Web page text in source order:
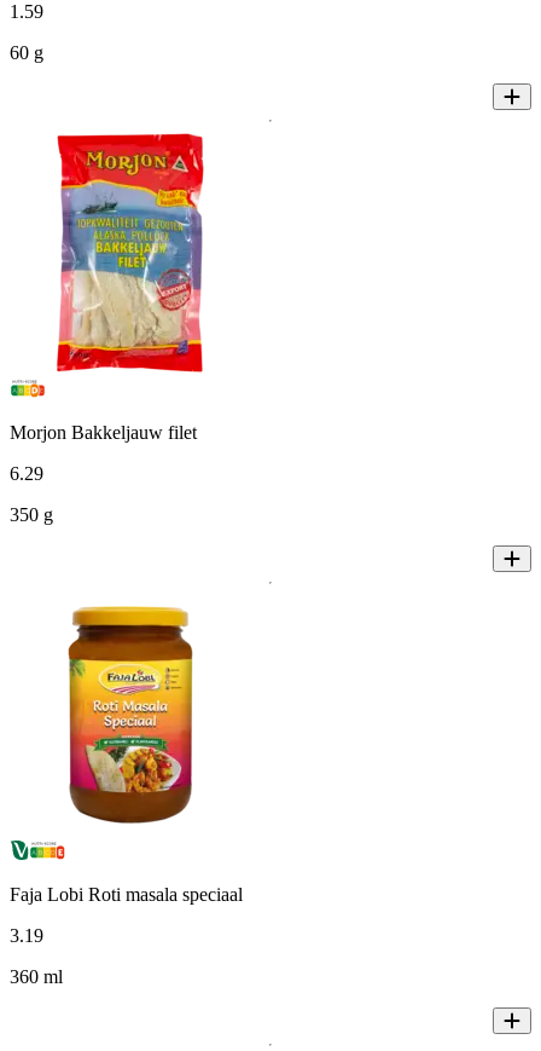
1 .59
60 g
Morjon Bakkeljauw filet
6.29
350 g
Faja Lobi Roti masala speciaal
3.19
360 ml